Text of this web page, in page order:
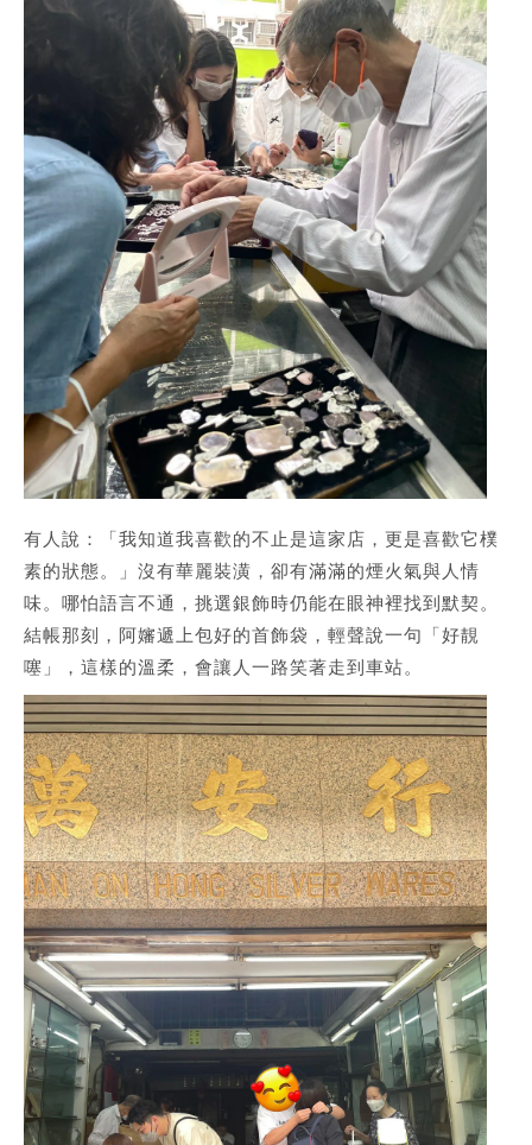
有人說：「我知道我喜歡的不止是這家店，更是喜歡它樸
素的狀態。」沒有華麗裝潢，卻有滿滿的煙火氣與人情
味。哪怕語言不通，挑選銀飾時仍能在眼神裡找到默契。
結帳那刻，阿嬸遞上包好的首飾袋，輕聲說一句「好靚
噻」，這樣的溫柔，會讓人一路笑著走到車站。